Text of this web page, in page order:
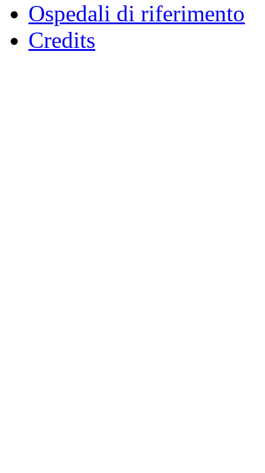
Ospedali di riferimento
Credits